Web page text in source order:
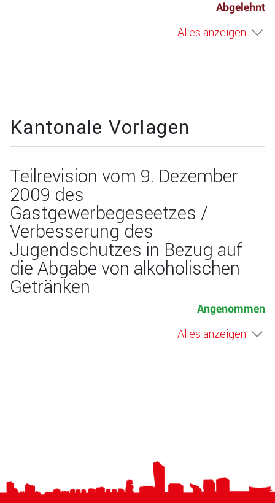
Abgelehnt
Alles anzeigen
Kantonale Vorlagen
Teilrevision vom 9. Dezember
2009 des
Gastgewerbegeseetzes /
Verbesserung des
Jugendschutzes in Bezug auf
die Abgabe von alkoholischen
Getränken
Angenommen
Alles anzeigen